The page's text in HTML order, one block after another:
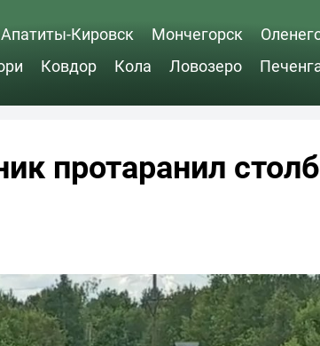
Апатиты-Кировск Мончегорск
Ковдор Кола Ловозеро
протаранил